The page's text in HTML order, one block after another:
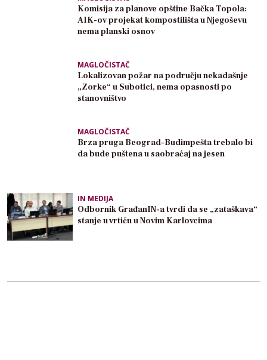
Komisija za planove opštine Bačka Topola:
AIK-ov projekat kompostilišta u Njegoševu
nema planski osnov
MAGLOČISTAČ
Lokalizovan požar na području nekadašnje
„Zorke“ u Subotici, nema opasnosti po
stanovništvo
MAGLOČISTAČ
Brza pruga Beograd–Budimpešta trebalo bi
da bude puštena u saobraćaj na jesen
IN MEDIJA
Odbornik GrađanIN-a tvrdi da se „zataškava“
stanje u vrtiću u Novim Karlovcima